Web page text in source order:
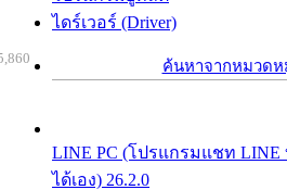
ไดร์เวอร์ (Driver)
ค้นหาจากหมวดห
LINE PC (โปรแกรมแชท
ได้เอง) 26.2.0